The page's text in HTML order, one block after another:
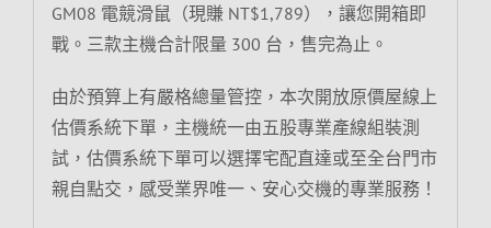
GM08 電競滑鼠（現賺 NT$1,789），讓您開箱即
戰。三款主機合計限量 300 台，售完為止。
由於預算上有嚴格總量管控，本次開放原價屋線上
估價系統下單，主機統一由五股專業產線組裝測
試，估價系統下單可以選擇宅配直達或至全台門市
親自點交，感受業界唯一、安心交機的專業服務！